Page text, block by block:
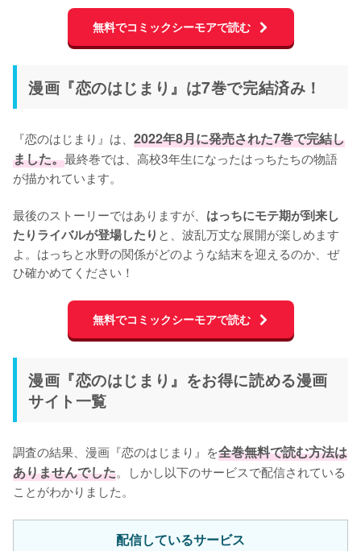
無料でコミックシーモアで読む
漫画『恋のはじまり』は7巻で完結済み！
『恋のはじまり』は、 2022年8月に発売された7巻で完結し
ました。最終巻では、高校3年生になったはっちたちの物語
が描かれています。
最後のストーリーではありますが、 はっちにモテ期が到来し
たりライバルが登場したり と、波乱万丈な展開が楽しめます
よ。はっちと水野の関係がどのような結末を迎えるのか、ぜ
ひ確かめてください！
無料でコミックシーモアで読む
漫画『恋のはじまり』をお得に読める漫画
サイト一覧
調査の結果、漫画『恋のはじまり』を全巻無料で読む方法は
ありませんでした。しかし以下のサービスで配信されている
ことがわかりました。
配信しているサービス